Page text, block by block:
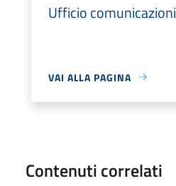
Ufficio comunicazioni
VAI ALLA PAGINA
Contenuti correlati